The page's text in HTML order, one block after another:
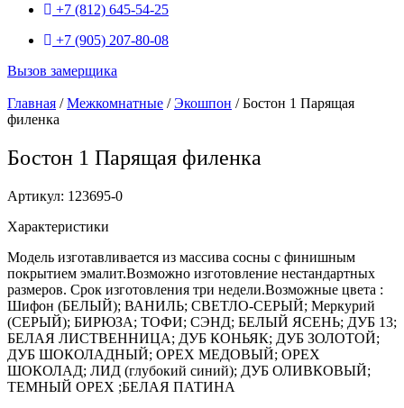
+7 (812) 645-54-25
+7 (905) 207-80-08
Вызов замерщика
Главная /Межкомнатные /Экошпон / Бостон 1 Парящая
филенка
Бостон 1 Парящая филенка
Артикул: 123695-0
Характеристики
Модель изготавливается из массива сосны с финишным
покрытием эмалит.Возможно изготовление нестандартных
размеров. Срок изготовления три недели.Возможные цвета :
Шифон (БЕЛЫЙ); ВАНИЛЬ; СВЕТЛО-СЕРЫЙ; Меркурий
(СЕРЫЙ); БИРЮЗА; ТОФИ; СЭНД; БЕЛЫЙ ЯСЕНЬ; ДУБ 13;
БЕЛАЯ ЛИСТВЕННИЦА; ДУБ КОНЬЯК; ДУБ ЗОЛОТОЙ;
ДУБ ШОКОЛАДНЫЙ; ОРЕХ МЕДОВЫЙ; ОРЕХ
ШОКОЛАД; ЛИД (глубокий синий); ДУБ ОЛИВКОВЫЙ;
ТЕМНЫЙ ОРЕХ ;БЕЛАЯ ПАТИНА